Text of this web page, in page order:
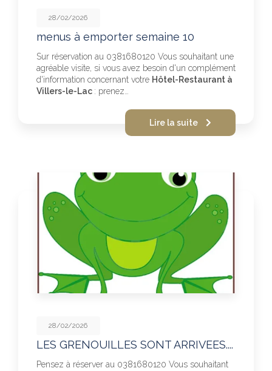
28/02/2026
menus à emporter semaine 10
Sur réservation au 0381680120 Vous souhaitant une
agréable visite, si vous avez besoin d'un complément
d'information concernant votre Hôtel-Restaurant à
Villers-le-Lac : prenez…
Lire la suite
28/02/2026
LES GRENOUILLES SONT ARRIVEES....
Pensez à réserver au 0381680120 Vous souhaitant